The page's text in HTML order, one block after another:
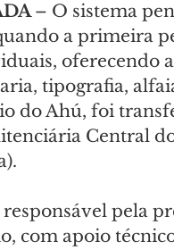
– O sistema
a primeira
oferecendo
tipografia,
do Ahú, foi
Central
responsável pela
com apoio